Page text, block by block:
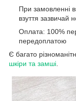
При замовленні
взуття зазвичай
Оплата: 100%
передоплатою
Є багато
шкіри та замші